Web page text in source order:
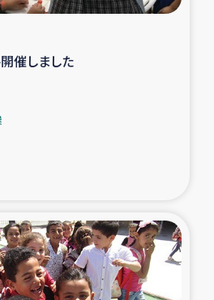
るシリア難民支援事業
ウェシの地震・津波被災者支援
ィブ県帰還民の生活再建支援
南部洪水被災者支援
つなぐサリー・リサイクル・プロ
開催しました